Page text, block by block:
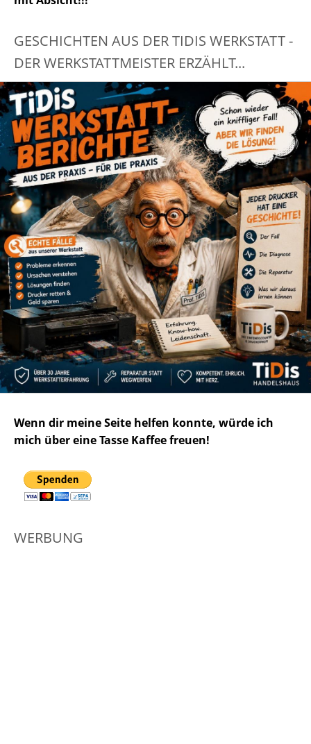
GESCHICHTEN AUS DER TIDIS WERKSTATT -
DER WERKSTATTMEISTER ERZÄHLT...
Wenn dir meine Seite helfen konnte, würde ich
mich über eine Tasse Kaffee freuen!
WERBUNG